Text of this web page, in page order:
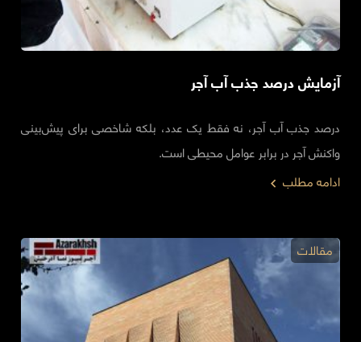
آزمایش درصد جذب آب آجر
درصد جذب آب آجر، نه فقط یک عدد، بلکه شاخصی برای پیش‌بینی
واکنش آجر در برابر عوامل محیطی است.
ادامه مطلب
مقالات